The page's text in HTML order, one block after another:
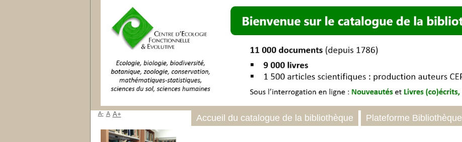
Accueil du catalogue de la bibliothèque Plateforme Bibliothèque
A- A A+